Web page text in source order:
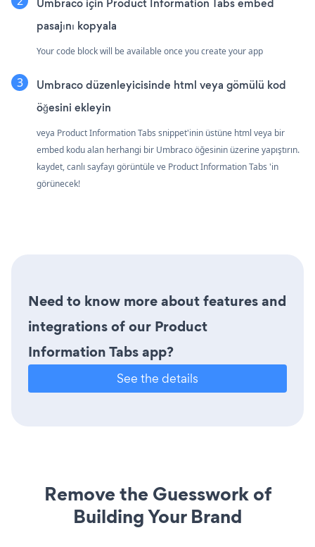
Umbraco için Product Information Tabs embed
pasajını kopyala
Your code block will be available once you create your app
Umbraco düzenleyicisinde html veya gömülü kod
öğesini ekleyin
veya Product Information Tabs snippet'inin üstüne html veya bir
embed kodu alan herhangi bir Umbraco öğesinin üzerine yapıştırın.
kaydet, canlı sayfayı görüntüle ve Product Information Tabs 'in
görünecek!
Need to know more about features and
integrations of our Product
Information Tabs app?
See the details
Remove the Guesswork of
Building Your Brand